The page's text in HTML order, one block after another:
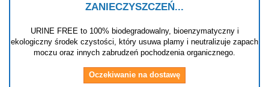
ZANIECZYSZCZEŃ...
URINE FREE to 100% biodegradowalny, bioenzymatyczny i
ekologiczny środek czystości, który usuwa plamy i neutralizuje zapach
moczu oraz innych zabrudzeń pochodzenia organicznego.
Oczekiwanie na dostawę